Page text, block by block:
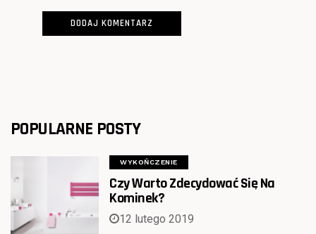
POPULARNE POSTY
WYKOŃCZENIE
Czy Warto Zdecydować Się Na
Kominek?
12 lutego 2019